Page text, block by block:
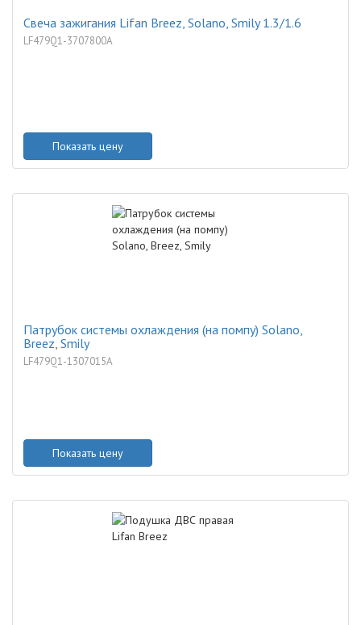
Свеча зажигания Lifan Breez, Solano, Smily 1.3/1.6
LF479Q1-3707800A
Показать цену
Патрубок системы охлаждения (на помпу) Solano,
Breez, Smily
LF479Q1-1307015A
Показать цену